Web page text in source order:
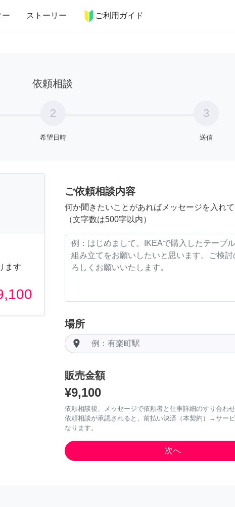
ー ストーリー ご利用ガイド
趣味・習い事 ペット 料理
依頼相談
2
希望日時
3
送信
ます
ご依頼相談内容
何か聞きたいことがあればメッセージを入れ
（文字数は500字以内）
場所
room
販売金額
¥9,100
依頼相談後、メッセージで依頼者と仕事詳細のすり合わせ
依頼相談が承認されると、前払い決済（本契約）→サー
なります。